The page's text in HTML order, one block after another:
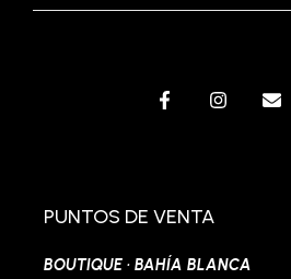
F
a
o
k
f
I
E
PUNTOS DE VENTA
BOUTIQUE · BAHÍA BLANCA